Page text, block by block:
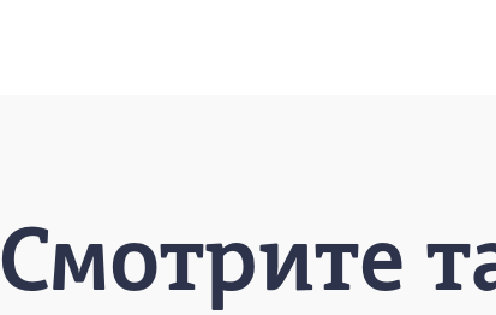
Смотрите